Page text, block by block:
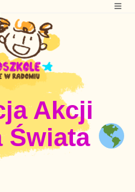
Akcji
Świata